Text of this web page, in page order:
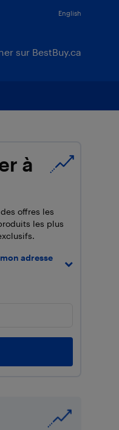
English
sur BestBuy.ca
à
offres les
les plus
adresse